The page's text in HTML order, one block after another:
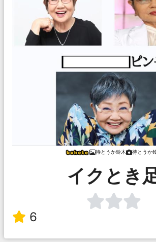
待とうか鈴木 待とうか
イクとき
6